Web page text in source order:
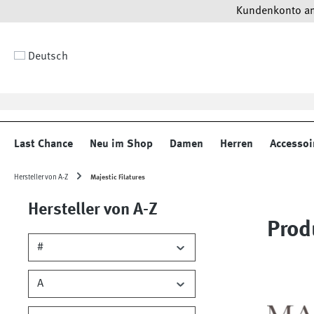
Kundenkonto
Deutsch
Last Chance Neu im Shop Damen Herren
Hersteller von A-Z Majestic Filatures
Hersteller von A-Z
#
A